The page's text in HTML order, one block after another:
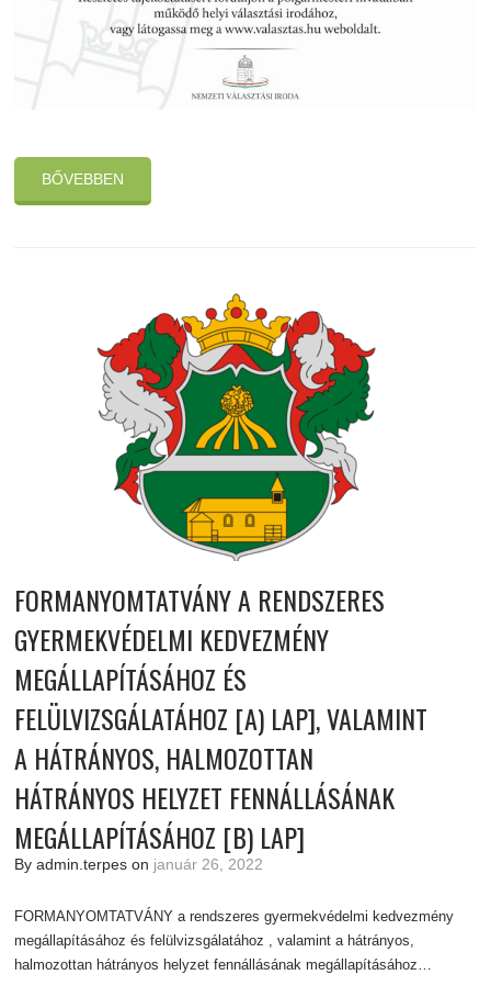
BŐVEBBEN
FORMANYOMTATVÁNY A RENDSZERES
GYERMEKVÉDELMI KEDVEZMÉNY
MEGÁLLAPÍTÁSÁHOZ ÉS
FELÜLVIZSGÁLATÁHOZ [A) LAP], VALAMINT
A HÁTRÁNYOS, HALMOZOTTAN
HÁTRÁNYOS HELYZET FENNÁLLÁSÁNAK
MEGÁLLAPÍTÁSÁHOZ [B) LAP]
By admin.terpes on január 26, 2022
FORMANYOMTATVÁNY a rendszeres gyermekvédelmi kedvezmény
megállapításához és felülvizsgálatához , valamint a hátrányos,
halmozottan hátrányos helyzet fennállásának megállapításához…